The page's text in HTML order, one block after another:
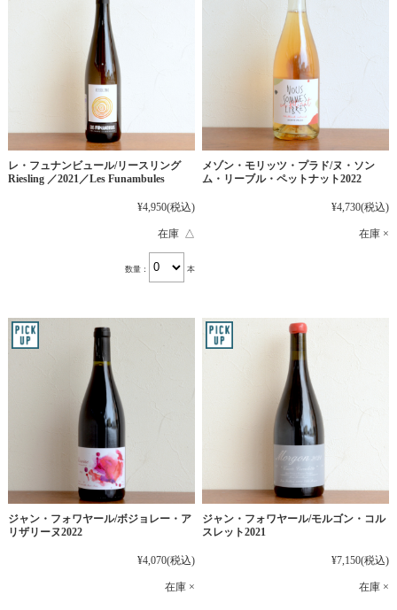
レ・フュナンビュール/リースリング
Riesling ／2021／Les Funambules
¥4,950(税込)
在庫 △
数量： 本
メゾン・モリッツ・プラド/ヌ・ソン
ム・リーブル・ペットナット2022
¥4,730(税込)
在庫 ×
ジャン・フォワヤール/ボジョレー・ア
リザリーヌ2022
¥4,070(税込)
在庫 ×
ジャン・フォワヤール/モルゴン・コル
スレット2021
¥7,150(税込)
在庫 ×